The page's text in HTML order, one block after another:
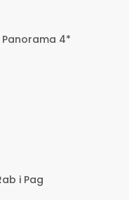
Panorama 4*
i Pag